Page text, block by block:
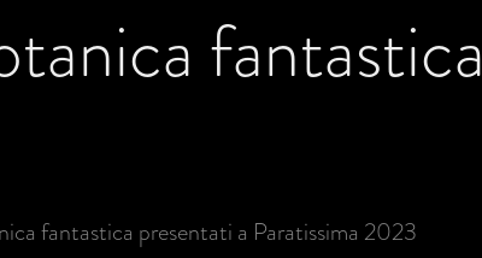
fantastica
fantastica presentati a Paratissima 2023